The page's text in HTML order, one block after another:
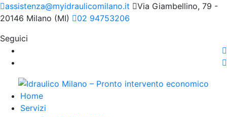
assistenza@myidraulicomilano.it
Via Giambellino, 79 -
20146 Milano (MI)
02 94753206
Seguici
Home
Servizi